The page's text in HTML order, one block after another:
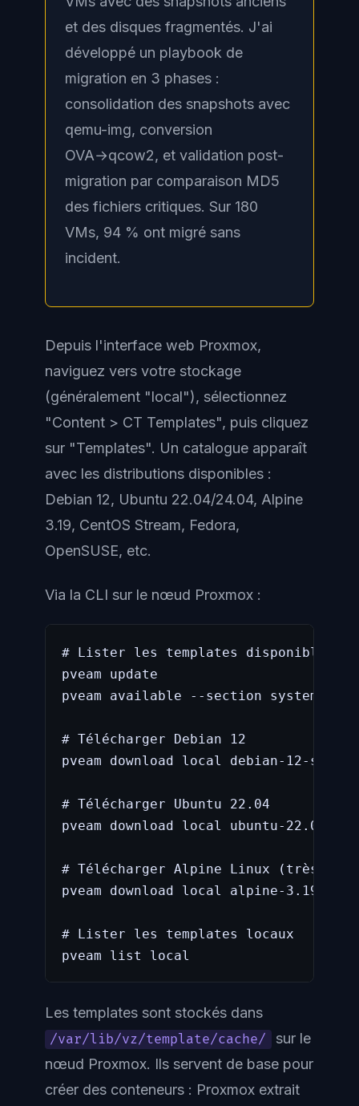
et des disques fragmentés. J'ai
développé un playbook de
migration en 3 phases :
consolidation des snapshots avec
qemu-img, conversion
OVA→qcow2, et validation post-
migration par comparaison MD5
des fichiers critiques. Sur 180
VMs, 94 % ont migré sans
incident.
Depuis l'interface web Proxmox,
naviguez vers votre stockage
(généralement "local"), sélectionnez
"Content > CT Templates", puis cliquez
sur "Templates". Un catalogue apparaît
avec les distributions disponibles :
Debian 12, Ubuntu 22.04/24.04, Alpine
3.19, CentOS Stream, Fedora,
OpenSUSE, etc.
Via la CLI sur le nœud Proxmox :
# Lister les templates disponibles
pveam update
pveam available --section system
# Télécharger Debian 12
pveam download local debian-12-
# Télécharger Ubuntu 22.04
pveam download local ubuntu-22.04-
# Télécharger Alpine Linux (très
pveam download local alpine-3.19-
# Lister les templates locaux
pveam list local
Les templates sont stockés dans
/var/lib/vz/template/cache/
sur le
nœud Proxmox. Ils servent de base pour
créer des conteneurs : Proxmox extrait